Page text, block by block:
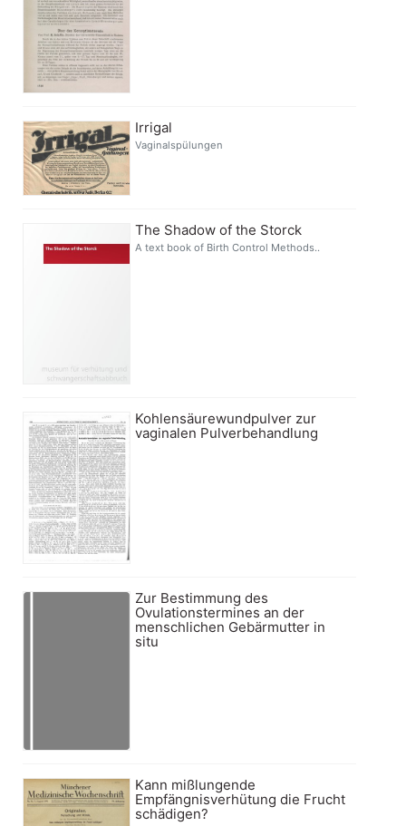
Irrigal
Vaginalspülungen
The Shadow of the Storck
A text book of Birth Control Methods..
Kohlensäurewundpulver zur
vaginalen Pulverbehandlung
Zur Bestimmung des
Ovulationstermines an der
menschlichen Gebärmutter in
situ
Kann mißlungende
Empfängnisverhütung die Frucht
schädigen?